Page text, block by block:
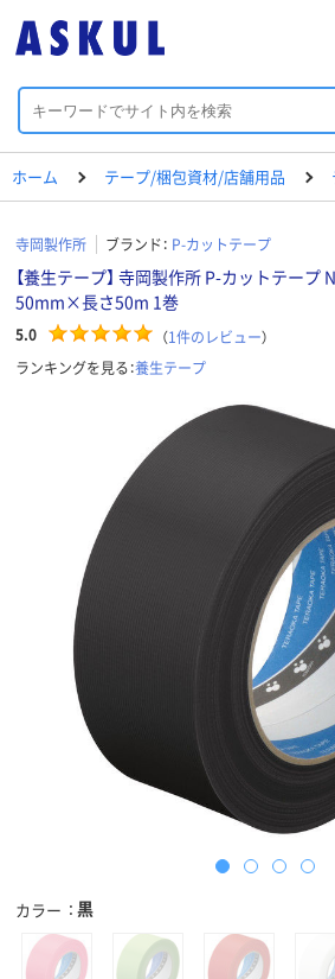
ホーム テープ/梱包資材/店舗用品
寺岡製作所 ブランド： P-カットテープ
【養生テープ】 寺岡製作所 P-カットテー
50mm×長さ50m 1巻
5.0 （1件のレビュー）
ランキングを見る：養生テープ
カラー 黒